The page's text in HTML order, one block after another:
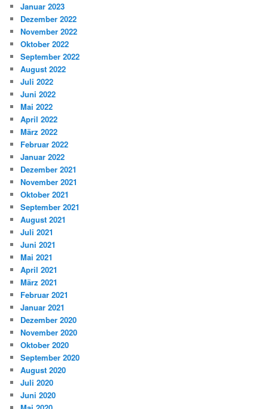
Januar 2023
Dezember 2022
November 2022
Oktober 2022
September 2022
August 2022
Juli 2022
Juni 2022
Mai 2022
April 2022
März 2022
Februar 2022
Januar 2022
Dezember 2021
November 2021
Oktober 2021
September 2021
August 2021
Juli 2021
Juni 2021
Mai 2021
April 2021
März 2021
Februar 2021
Januar 2021
Dezember 2020
November 2020
Oktober 2020
September 2020
August 2020
Juli 2020
Juni 2020